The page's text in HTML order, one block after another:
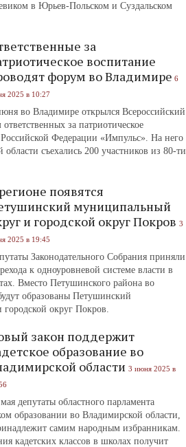
в Юрьев-Польском и Суздальском
за
воспитание
форум во Владимире 6
2025 в 10:27
во Владимире открылся Всероссийский
за патриотическое
Российской Федерации «Импульс». На него
съехались 200 участников из 80-ти
появятся
муниципальный
и городской округ Покров 3
2025 в 19:45
Законодательного Собрания приняли
к одноуровневой системе власти в
Вместо Петушинского района во
образованы Петушинский
округ Покров.
закон поддержит
образование во
области 3 июня 2025 в
депутаты областного парламента
образовании во Владимирской области,
самим народным избранникам.
кадетских классов в школах получит